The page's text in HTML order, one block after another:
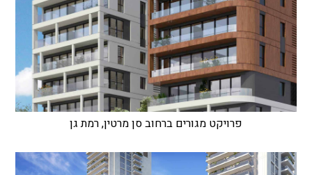
פרויקט מגורים ברחוב סן מרטין, רמת גן